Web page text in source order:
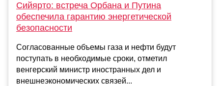
Сийярто: встреча Орбана и Путина
обеспечила гарантию энергетической
безопасности
Согласованные объемы газа и нефти будут
поступать в необходимые сроки, отметил
венгерский министр иностранных дел и
внешнеэкономических связей...